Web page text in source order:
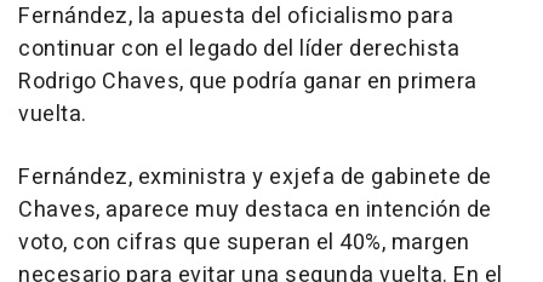
Fernández, la apuesta del oficialismo para
continuar con el legado del líder derechista
Rodrigo Chaves, que podría ganar en primera
vuelta.
Fernández, exministra y exjefa de gabinete de
Chaves, aparece muy destaca en intención de
voto, con cifras que superan el 40%, margen